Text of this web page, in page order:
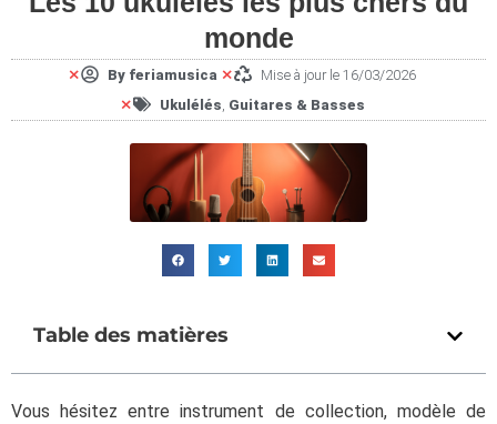
monde
By feriamusica
Mise à jour le 16/03/2026
Ukulélés Gui­tares & Basses
Table des matières
Vous hésitez entre instrument de collection, modèle de